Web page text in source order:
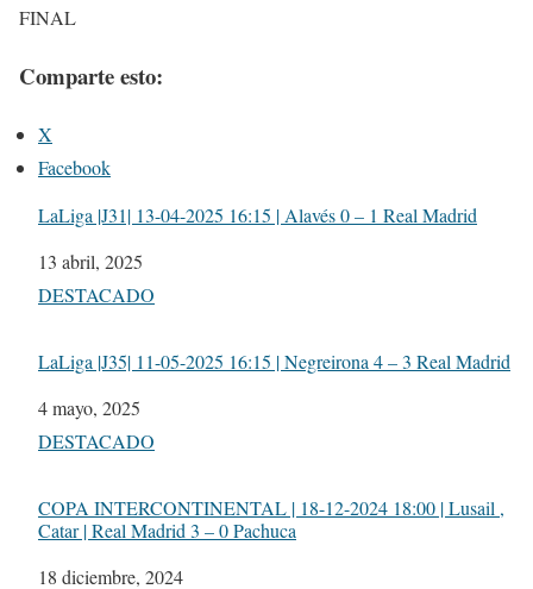
FINAL
Comparte esto:
X
Facebook
LaLiga |J31| 13-04-2025 16:15 | Alavés 0 – 1 Real Madrid
Fecha
13 abril, 2025
Respecto a
DESTACADO
LaLiga |J35| 11-05-2025 16:15 | Negreirona 4 – 3 Real Madrid
Fecha
4 mayo, 2025
Respecto a
DESTACADO
COPA INTERCONTINENTAL | 18-12-2024 18:00 | Lusail ,
Catar | Real Madrid 3 – 0 Pachuca
Fecha
18 diciembre, 2024